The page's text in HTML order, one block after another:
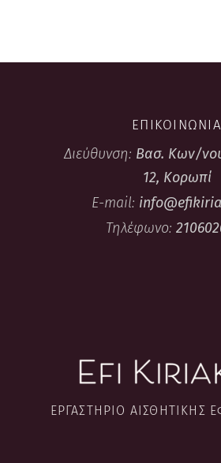
ΕΠΙΚΟΙΝΩΝΙΑ
Διεύθυνση: Βασ. Κων/
12, Κορωπί
E-mail:
Τηλέφωνο:
ΕΡΓΑΣΤΉΡΙΟ ΑΙΣΘΗΤΙΚΉΣ